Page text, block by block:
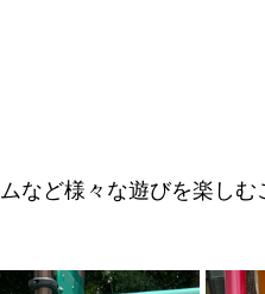
など様々な遊びを楽し